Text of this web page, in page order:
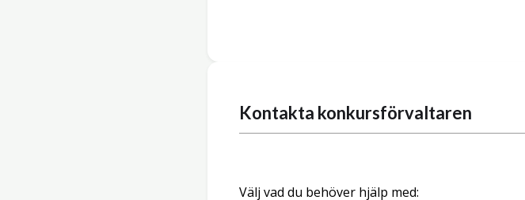
Kontakta konkursförvaltaren
Välj vad du behöver hjälp med: